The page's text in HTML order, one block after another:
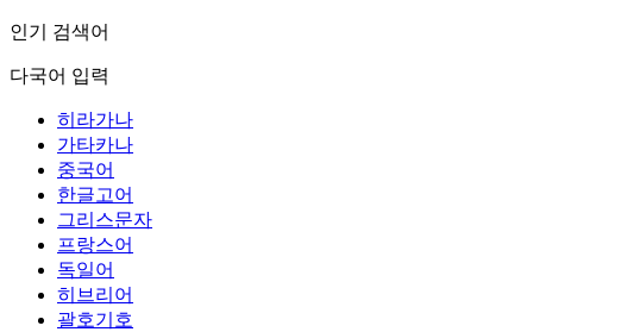
인기 검색어
다국어 입력
히라가나
가타카나
중국어
한글고어
그리스문자
프랑스어
독일어
히브리어
괄호기호